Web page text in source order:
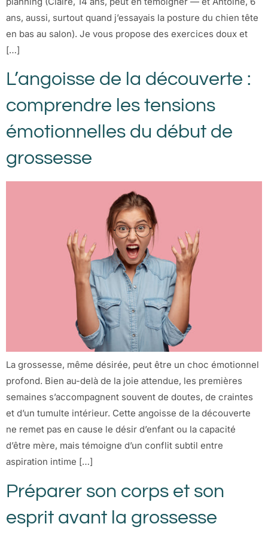
ans, aussi, surtout quand j’essayais la posture du chien tête
en bas au salon). Je vous propose des exercices doux et
[…]
L’angoisse de la découverte :
comprendre les tensions
émotionnelles du début de
grossesse
La grossesse, même désirée, peut être un choc émotionnel
profond. Bien au-delà de la joie attendue, les premières
semaines s’accompagnent souvent de doutes, de craintes
et d’un tumulte intérieur. Cette angoisse de la découverte
ne remet pas en cause le désir d’enfant ou la capacité
d’être mère, mais témoigne d’un conflit subtil entre
aspiration intime […]
Préparer son corps et son
esprit avant la grossesse